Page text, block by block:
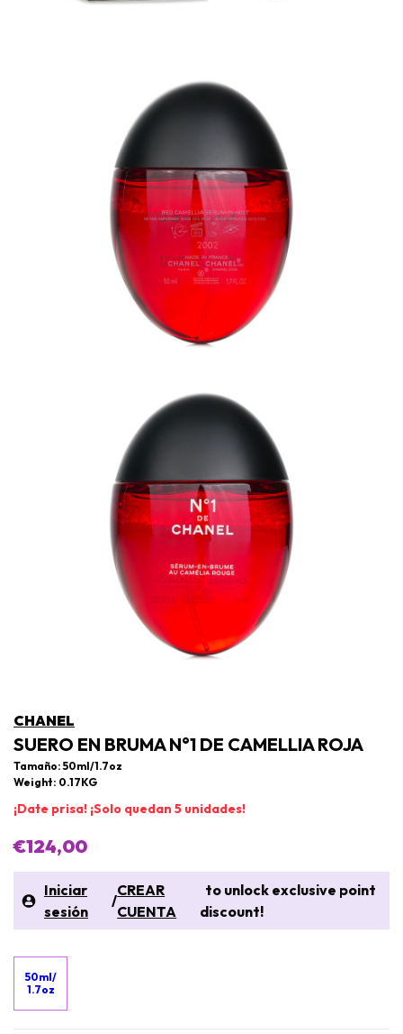
CHANEL
SUERO EN BRUMA N°1 DE CAMELLIA ROJA
Tamaño: 50ml/1.7oz
Weight: 0.17KG
¡Date prisa! ¡Solo quedan 5 unidades!
€124,00
Iniciar
sesión
/
CREAR
CUENTA
to unlock exclusive point
discount!
50ml/
1.7oz